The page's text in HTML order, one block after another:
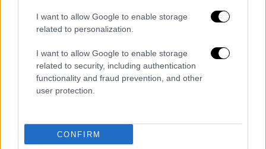
I want to allow Google to enable storage
related to personalization.
I want to allow Google to enable storage
related to security, including authentication
functionality and fraud prevention, and other
user protection.
CONFIRM
«Εσείς οι γυναίκες δεν μπορείτε να
Στην εκπομπή το «Πρωινό» σχολιάστηκε η